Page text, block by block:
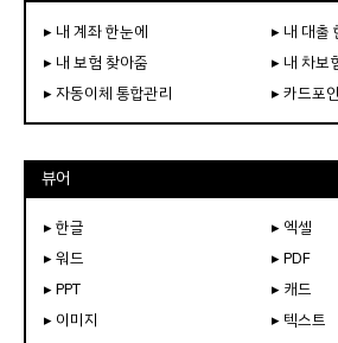
▸ 내 계좌 한눈에
▸ 내 대출
▸ 내 보험 찾아줌
▸ 내 차보
▸ 자동이체 통합관리
▸ 카드포
뷰어
▸ 한글
▸ 엑셀
▸ 워드
▸ PDF
▸ PPT
▸ 캐드
▸ 이미지
▸ 텍스트